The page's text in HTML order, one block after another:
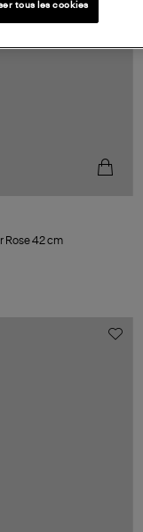
Rose 42 cm
tous les cookies